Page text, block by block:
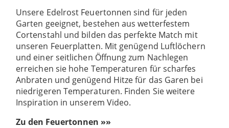
Unsere Edelrost Feuertonnen sind für jeden
Garten geeignet, bestehen aus wetterfestem
Cortenstahl und bilden das perfekte Match mit
unseren Feuerplatten. Mit genügend Luftlöchern
und einer seitlichen Öffnung zum Nachlegen
erreichen sie hohe Temperaturen für scharfes
Anbraten und genügend Hitze für das Garen bei
niedrigeren Temperaturen. Finden Sie weitere
Inspiration in unserem Video.
Zu den Feuertonnen »»